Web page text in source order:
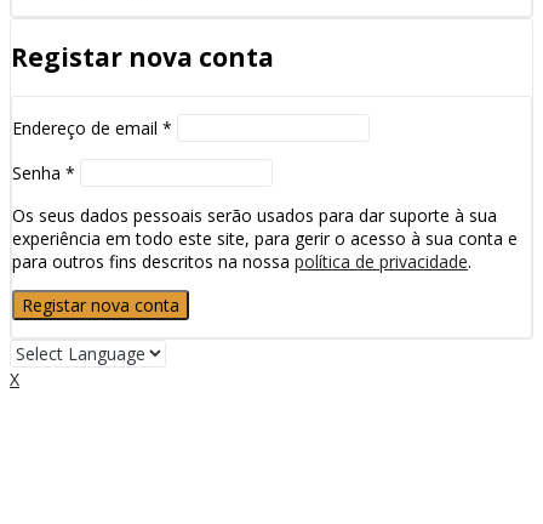
Registar nova conta
Endereço de email *
Senha *
Os seus dados pessoais serão usados para dar suporte à sua
experiência em todo este site, para gerir o acesso à sua conta e
para outros fins descritos na nossa política de privacidade.
Registar nova conta
X